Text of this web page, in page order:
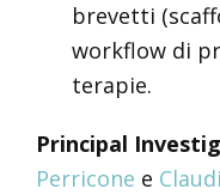
brevetti
workflow di
terapie.
Principal
Perricone e